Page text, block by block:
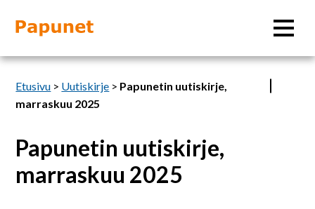
Tietoa
Materiaalit
Etusivu > Uutiskirje > Papunetin uutiskirje,
marraskuu 2025
Papunetin uutiskirje,
marraskuu 2025